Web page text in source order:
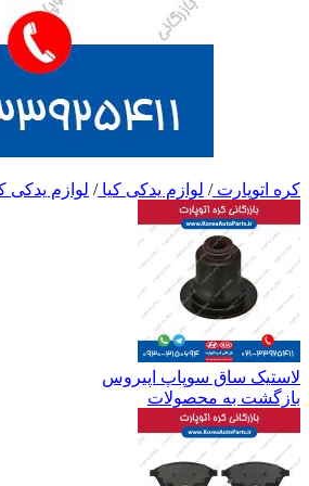
کره اتوپارت/ لوازم یدکی کیا/ لوازم یدکی
لاستیک ساق سوپاپ اپیروس
بازگشت به محصولات